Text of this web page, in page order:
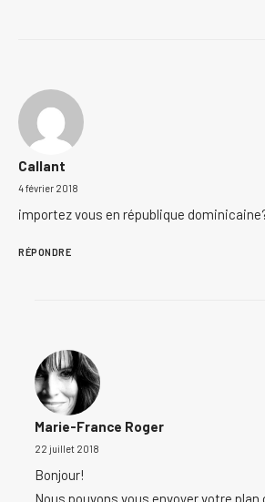
Callant
4 février 2018
importez vous en république
RÉPONDRE
Marie-France Roger
22 juillet 2018
Bonjour!
Nous pouvons vous envoyer votre